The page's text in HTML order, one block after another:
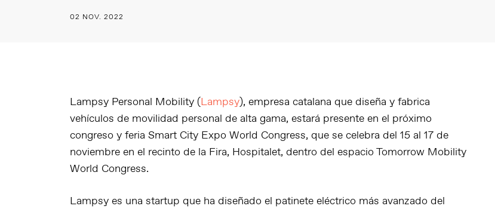
02 NOV. 2022
Lampsy Personal Mobility (Lampsy), empresa catalana que diseña y fabrica
vehículos de movilidad personal de alta gama, estará presente en el próximo
congreso y feria Smart City Expo World Congress, que se celebra del 15 al 17 de
noviembre en el recinto de la Fira, Hospitalet, dentro del espacio Tomorrow Mobility
World Congress.
Lampsy es una startup que ha diseñado el patinete eléctrico más avanzado del